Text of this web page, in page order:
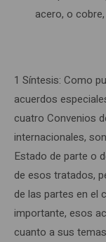
acero, o
1 Síntesis: Como
acuerdos
cuatro Convenios
internacionales,
Estado de parte o
de esos tratados,
de las partes en el
importante, esos
cuanto a sus